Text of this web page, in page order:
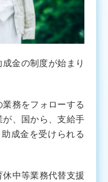
金の制度が始まり
務をフォローする
、国から、支給手
成金を受けられる
中等業務代替支援